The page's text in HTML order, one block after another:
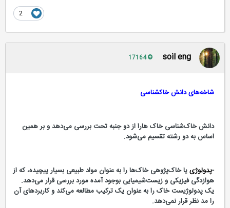
soil eng
شاخه‌های دانش خاکشناسی
دانش خاک‌شناسی خاک هارا از دو جنبه تحت بررسی می‌‌دهد و بر همین
اساس به دو رشته تقسیم می‌‌شود.
پدولوژییا خاک‌پژوهی خاک‌ها را به عنوان مواد طبیعی بسیار پیچیده، که از
هوازدگی فیزیکی و زیست‌شیمیایی بوجود آمده مورد بررسی قرار می‌‌دهد.
یک پدولوژیست خاک را به عنوان یک ترکیب مطالعه می‌‌کند و کاربردهای آن
را مد نظر قرار نمی‌دهد.